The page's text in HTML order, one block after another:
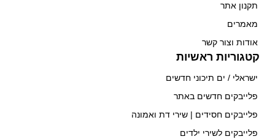
תקנון אתר
מאמרים
אודות וצור קשר
קטגוריות ראשיות
ישראלי / ים תיכוני חדשים
פלייבקים חדשים באתר
פלייבקים חסידים | שירי דת ואמונה
פלייבקים לשירי ילדים